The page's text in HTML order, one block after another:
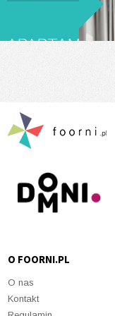
WARSZAWĄ
APARTAMENT
O FOORNI.PL
O nas
Kontakt